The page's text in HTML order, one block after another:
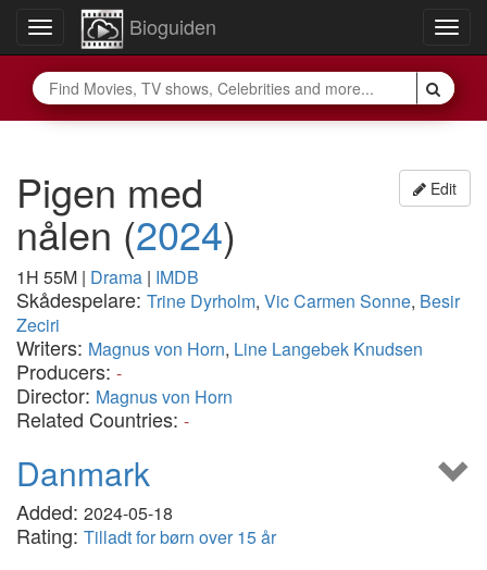
Toggle
navigation
Bioguiden
Edit
Pigen med
nålen (2024)
1H 55M | Drama | IMDB
Skådespelare: Trine Dyrholm, Vic Carmen Sonne, Besir
Zeciri
Writers: Magnus von Horn, Line Langebek Knudsen
Producers: -
Director: Magnus von Horn
Related Countries: -
Danmark
Added: 2024-05-18
Rating: Tilladt for børn over 15 år